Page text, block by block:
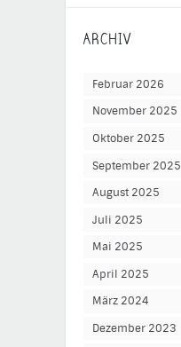
ARCHIV
Februar 2026
November 2025
Oktober 2025
September 2025
August 2025
Juli 2025
Mai 2025
April 2025
März 2024
Dezember 2023